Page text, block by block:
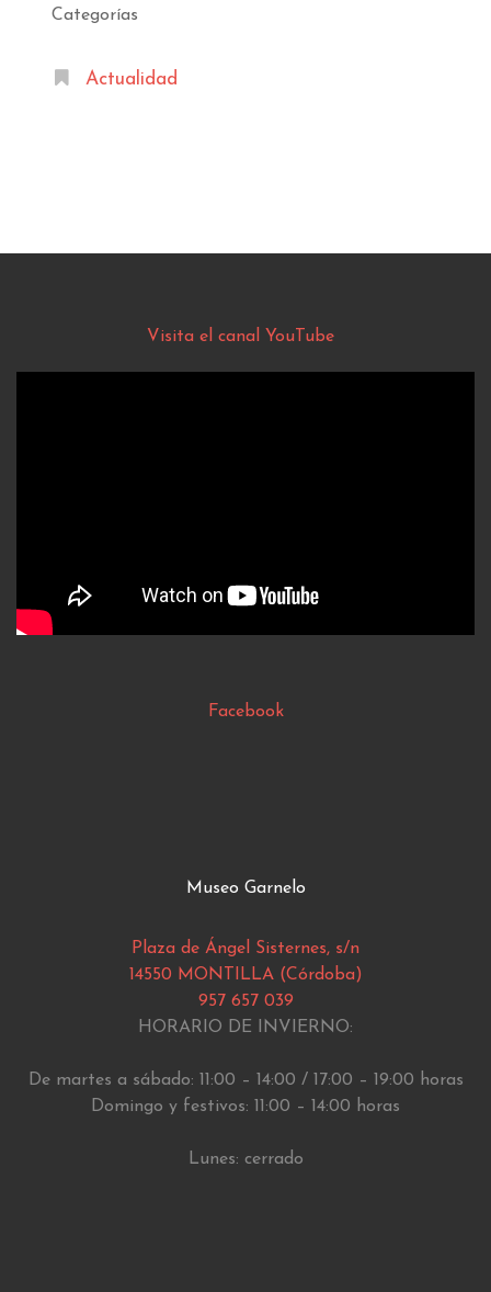
Categorías
Actualidad
Visita el canal YouTube
Facebook
Museo Garnelo
Plaza de Ángel Sisternes, s/n
14550 MONTILLA (Córdoba)
957 657 039
HORARIO DE INVIERNO:
De martes a sábado: 11:00 – 14:00 / 17:00 – 19:00 horas
Domingo y festivos: 11:00 – 14:00 horas
Lunes: cerrado